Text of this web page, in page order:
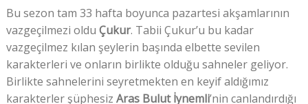
Bu sezon tam 33 hafta boyunca pazartesi akşamlarının
vazgeçilmezi oldu Çukur. Tabii Çukur’u bu kadar
vazgeçilmez kılan şeylerin başında elbette sevilen
karakterleri ve onların birlikte olduğu sahneler geliyor.
Birlikte sahnelerini seyretmekten en keyif aldığımız
karakterler şüphesiz Aras Bulut İynemli’nin canlandırdığı